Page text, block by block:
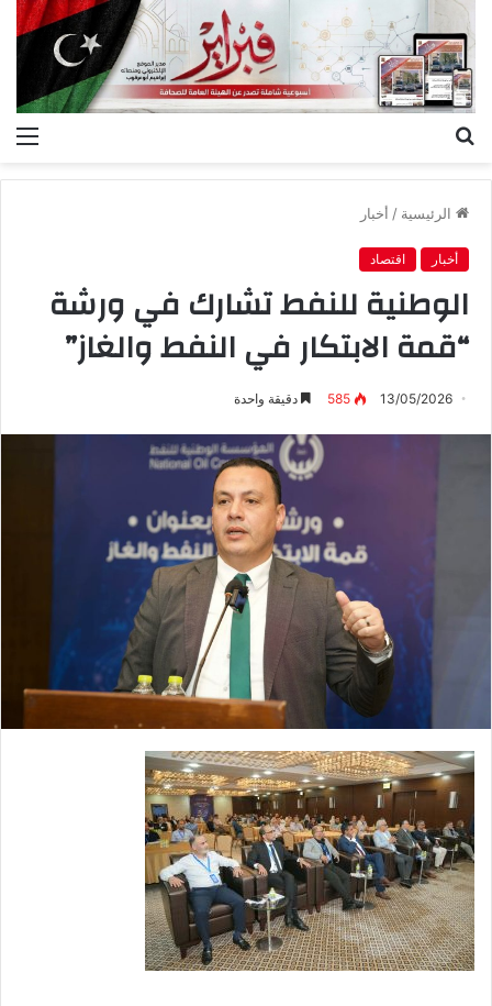
الرئيسية / أخبار
أخبار اقتصاد
الوطنية للنفط تشارك في ورشة
“قمة الابتكار في النفط والغاز”
13/05/2026
585 دقيقة واحدة